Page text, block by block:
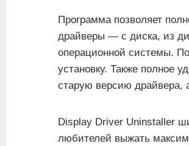
Программа позволяет
драйверы — с диска, из
операционной системы.
установку. Также полное
старую версию драйвера,
Display Driver Uninstaller
любителей выжать